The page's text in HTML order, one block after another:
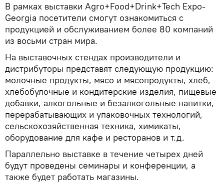
В рамках выставки Agro+Food+Drink+Tech Expo-
Georgia посетители смогут ознакомиться с
продукцией и обслуживанием более 80 компаний
из восьми стран мира.
На выставочных стендах производители и
дистрибуторы представят следующую продукцию:
молочные продукты, мясо и мясопродукты, хлеб,
хлебобулочные и кондитерские изделия, пищевые
добавки, алкогольные и безалкогольные напитки,
перерабатывающих и упаковочных технологий,
сельскохозяйственная техника, химикаты,
оборудование для кафе и ресторанов и т.д.
Параллельно выставке в течение четырех дней
будут проведены семинары и конференции, а
также будет работать магазины.